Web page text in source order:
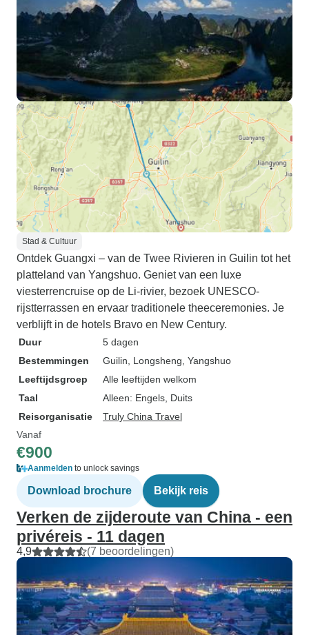
Stad & Cultuur
Ontdek Guangxi – van de Twee Rivieren in Guilin tot het
platteland van Yangshuo. Geniet van een luxe
viesterrencruise op de Li-rivier, bezoek UNESCO-
rijstterrassen en ervaar traditionele theeceremonies. Je
verblijft in de hotels Bravo en New Century.
Duur
5 dagen
Bestemmingen
Guilin , Longsheng , Yangshuo
Leeftijdsgroep
Alle leeftijden welkom
Taal
Alleen: Engels, Duits
Reisorganisatie
Truly China Travel
Vanaf
€900
Aanmelden to unlock savings
Download brochure Bekijk reis
Verken de zijderoute van China - een
privéreis - 11 dagen
4,9 (7 beoordelingen)